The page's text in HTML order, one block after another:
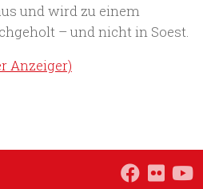
und wird zu einem
– und nicht in Soest.
Anzeiger)